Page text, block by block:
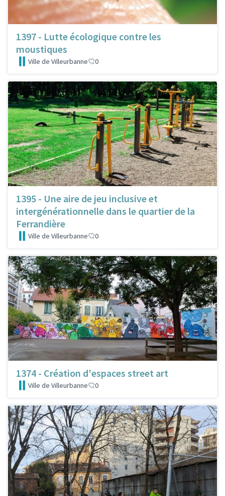
1397 - Lutte écologique contre les
moustiques
Ville de Villeurbanne 0
1395 - Une aire de jeu inclusive et
intergénérationnelle dans le quartier de la
Ferrandière
Ville de Villeurbanne 0
1374 - Création d'espaces street art
Ville de Villeurbanne 0